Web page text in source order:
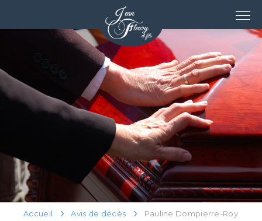
Accueil Avis de décès Pauline Dompierre-Roy